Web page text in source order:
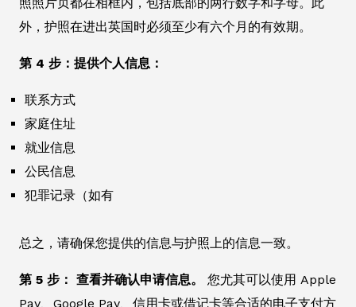
外，护照在进出英国时必须至少有六个月的有效期。
第 4 步：提供个人信息：
联系方式
家庭住址
就业信息
公民信息
犯罪记录（如有
总之，请确保您提供的信息与护照上的信息一致。
第 5 步： 查看并确认申请信息。
您尤其可以使用 Apple
Pay、Google Pay、信用卡或借记卡等合适的电子支付方